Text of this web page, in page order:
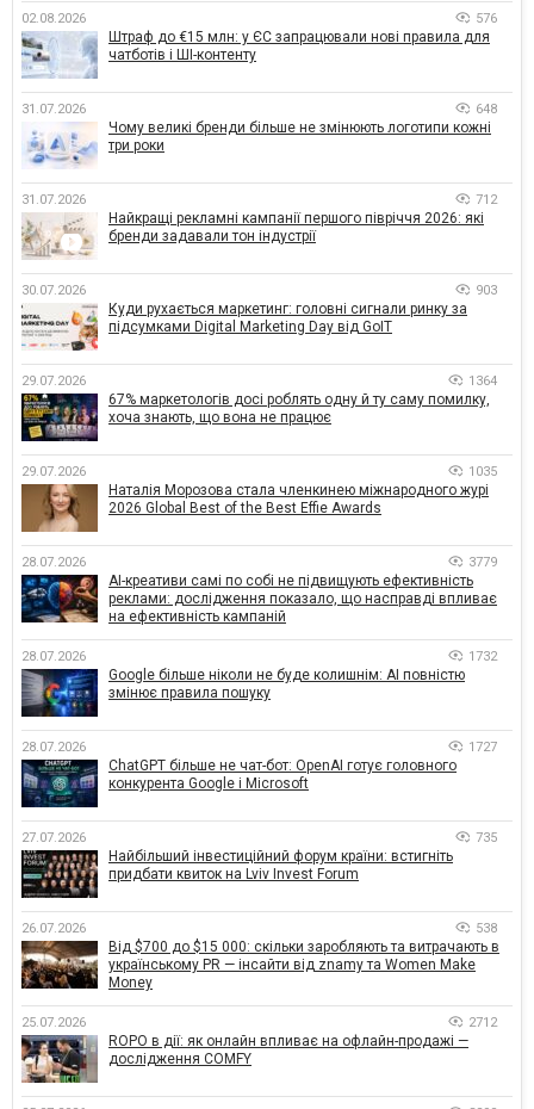
02.08.2026 576
Штраф до €15 млн: у ЄС запрацювали нові правила для
чатботів і ШІ-контенту
31.07.2026 648
Чому великі бренди більше не змінюють логотипи кожні
три роки
31.07.2026 712
Найкращі рекламні кампанії першого півріччя 2026: які
бренди задавали тон індустрії
30.07.2026 903
Куди рухається маркетинг: головні сигнали ринку за
підсумками Digital Marketing Day від GoIT
29.07.2026 1364
67% маркетологів досі роблять одну й ту саму помилку,
хоча знають, що вона не працює
29.07.2026 1035
Наталія Морозова стала членкинею міжнародного журі
2026 Global Best of the Best Effie Awards
28.07.2026 3779
AI-креативи самі по собі не підвищують ефективність
реклами: дослідження показало, що насправді впливає
на ефективність кампаній
28.07.2026 1732
Google більше ніколи не буде колишнім: AI повністю
змінює правила пошуку
28.07.2026 1727
ChatGPT більше не чат-бот: OpenAI готує головного
конкурента Google і Microsoft
27.07.2026 735
Найбільший інвестиційний форум країни: встигніть
придбати квиток на Lviv Invest Forum
26.07.2026 538
Від $700 до $15 000: скільки заробляють та витрачають в
українському PR — інсайти від znamy та Women Make
Money
25.07.2026 2712
ROPO в дії: як онлайн впливає на офлайн-продажі —
дослідження COMFY